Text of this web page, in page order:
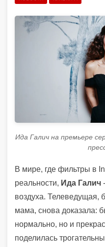
Ида Галич на премьере
В мире, где фильтры в
реальности, Ида Галич
воздуха. Телеведущая,
мама, снова доказала:
нормально, но и
поделилась